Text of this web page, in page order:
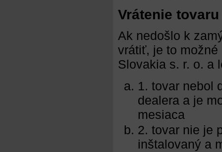
Vrátenie tovaru
Ak nedošlo k
vrátiť, je to možné
Slovakia s. r. o. a
1. tovar nebol
dealera a je
mesiaca
2. tovar nie je
inštalovaný a